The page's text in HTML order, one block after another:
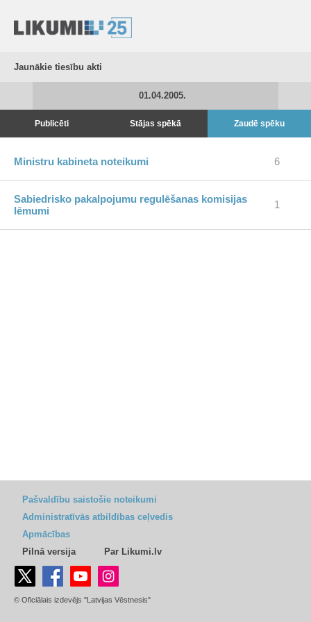
Jaunākie tiesību akti
01.04.2005.
Publicēti Stājas spēkā Zaudē spēku
Ministru kabineta noteikumi 6
Sabiedrisko pakalpojumu regulēšanas komisijas
lēmumi
1
Pašvaldību saistošie noteikumi
Administratīvās atbildības ceļvedis
Apmācības
Pilnā versija
Par Likumi.lv
© Oficiālais izdevējs "Latvijas Vēstnesis"